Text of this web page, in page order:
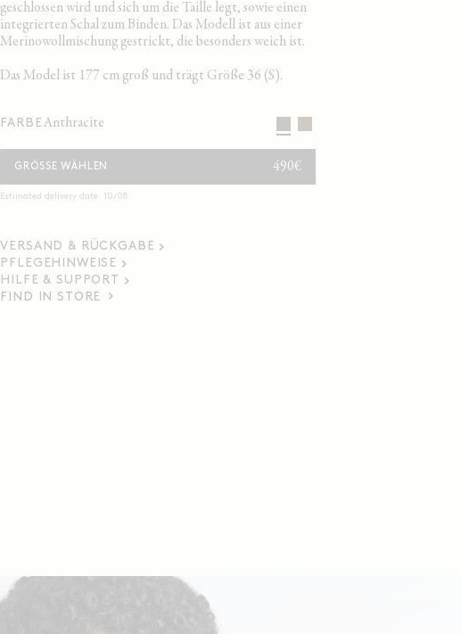
geschlossen wird und sich um die Taille legt, sowie einen
integrierten Schal zum Binden. Das Modell ist aus einer
Merinowollmischung gestrickt, die besonders weich ist.
Das Model ist 177 cm groß und trägt Größe 36 (S).
FARBE anthracite
GRÖSSE WÄHLEN
NORMALER
PREIS
490€
Estimated delivery date: 10/08
VERSAND & RÜCKGABE
PFLEGEHINWEISE
HILFE & SUPPORT
FIND IN STORE